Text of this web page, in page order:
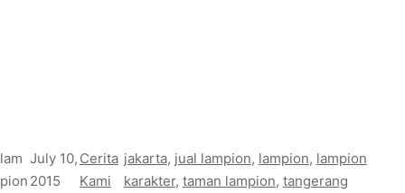
lam
pion
July 10,
2015
Cerita
Kami
jakarta, jual lampion, lampion, lampion
karakter, taman lampion, tangerang